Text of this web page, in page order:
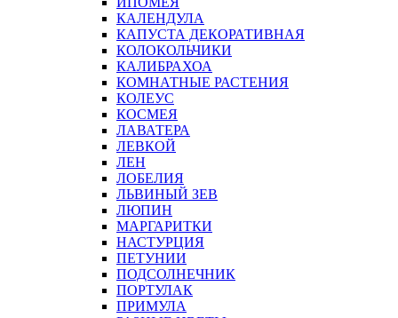
КАЛЕНДУЛА
КАПУСТА ДЕКОРАТИВНАЯ
КОЛОКОЛЬЧИКИ
КАЛИБРАХОА
КОМНАТНЫЕ РАСТЕНИЯ
КОЛЕУС
КОСМЕЯ
ЛАВАТЕРА
ЛЕВКОЙ
ЛЕН
ЛОБЕЛИЯ
ЛЬВИНЫЙ ЗЕВ
ЛЮПИН
МАРГАРИТКИ
НАСТУРЦИЯ
ПЕТУНИИ
ПОДСОЛНЕЧНИК
ПОРТУЛАК
ПРИМУЛА